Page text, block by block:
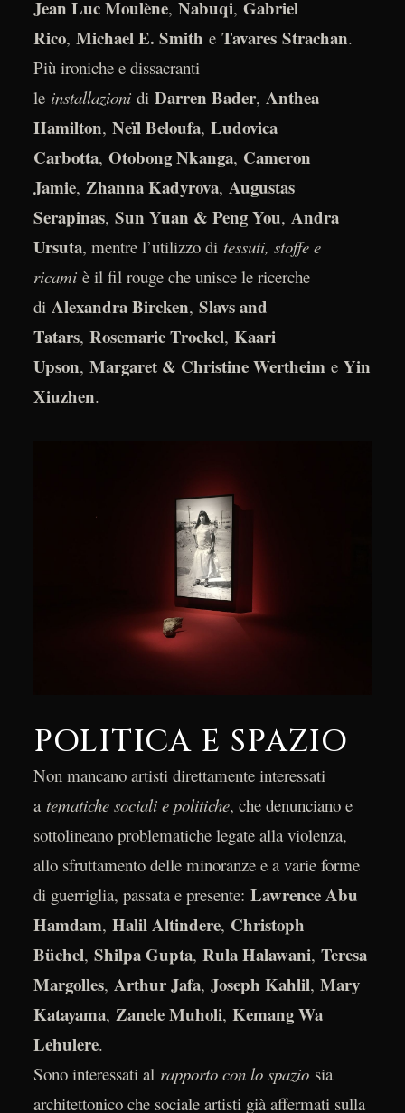
Jean Luc Moulène, Nabuqi, Gabriel
Rico, Michael E. Smith e Tavares Strachan.
Più ironiche e dissacranti
le installazionidi Darren Bader, Anthea
Hamilton, Neïl Beloufa, Ludovica
Carbotta, Otobong Nkanga, Cameron
Jamie, Zhanna Kadyrova, Augustas
Serapinas, Sun Yuan & Peng You, Andra
Ursuta, mentre l’utilizzo di tessuti, stoffe e
ricamiè il fil rouge che unisce le ricerche
di Alexandra Bircken, Slavs and
Tatars, Rosemarie Trockel, Kaari
Upson, Margaret & Christine Wertheim e Yin
Xiuzhen.
POLITICA E SPAZIO
Non mancano artisti direttamente interessati
a tematiche sociali e politiche, che denunciano e
sottolineano problematiche legate alla violenza,
allo sfruttamento delle minoranze e a varie forme
di guerriglia, passata e presente: Lawrence Abu
Hamdam, Halil Altindere, Christoph
Büchel, Shilpa Gupta, Rula Halawani, Teresa
Margolles, Arthur Jafa, Joseph Kahlil, Mary
Katayama, Zanele Muholi, Kemang Wa
Lehulere.
Sono interessati al rapporto con lo spaziosia
architettonico che sociale artisti già affermati sulla